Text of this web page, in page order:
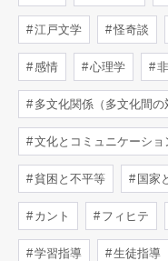
江戸文学 怪奇談
感情 心理学 非
多文化関係（多文化間の
文化とコミュニケーショ
貧困と不平等 国家
カント フィヒテ
学習指導 生徒指導